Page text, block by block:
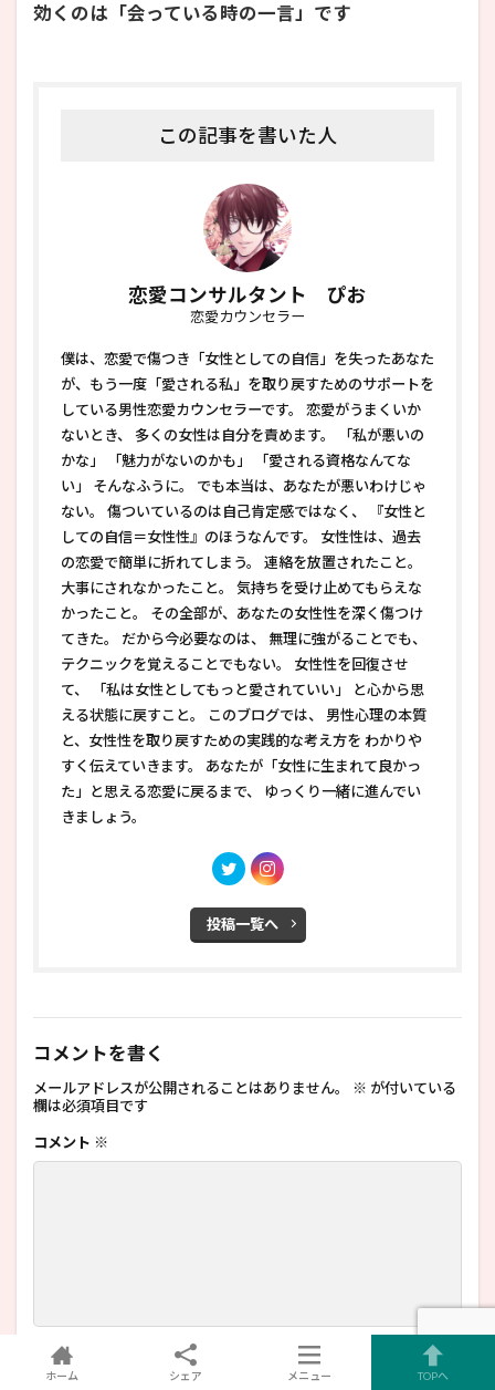
効くのは「会っている時の一言」です
この記事を書いた人
恋愛コンサルタント ぴお
恋愛カウンセラー
僕は、恋愛で傷つき「女性としての自信」を失ったあなた
が、もう一度「愛される私」を取り戻すためのサポートを
している男性恋愛カウンセラーです。 恋愛がうまくいか
ないとき、 多くの女性は自分を責めます。 「私が悪いの
かな」 「魅力がないのかも」 「愛される資格なんてな
い」 そんなふうに。 でも本当は、あなたが悪いわけじゃ
ない。 傷ついているのは自己肯定感ではなく、 『女性と
しての自信＝女性性』のほうなんです。 女性性は、過去
の恋愛で簡単に折れてしまう。 連絡を放置されたこと。
大事にされなかったこと。 気持ちを受け止めてもらえな
かったこと。 その全部が、あなたの女性性を深く傷つけ
てきた。 だから今必要なのは、 無理に強がることでも、
テクニックを覚えることでもない。 女性性を回復させ
て、 「私は女性としてもっと愛されていい」 と心から思
える状態に戻すこと。 このブログでは、 男性心理の本質
と、女性性を取り戻すための実践的な考え方を わかりや
すく伝えていきます。 あなたが「女性に生まれて良かっ
た」と思える恋愛に戻るまで、 ゆっくり一緒に進んでい
きましょう。
投稿一覧へ
コメントを書く
メールアドレスが公開されることはありません。 ※ が付いている
欄は必須項目です
コメント ※
名前
ホーム シェア メニュー TOPへ